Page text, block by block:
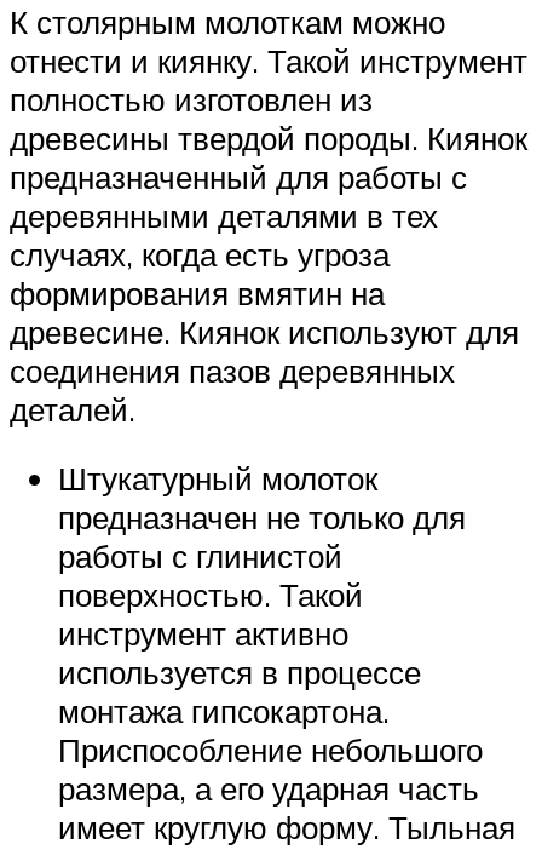
К столярным молоткам можно
отнести и киянку. Такой инструмент
полностью изготовлен из
древесины твердой породы. Киянок
предназначенный для работы с
деревянными деталями в тех
случаях, когда есть угроза
формирования вмятин на
древесине. Киянок используют для
соединения пазов деревянных
деталей.
Штукатурный молоток
предназначен не только для
работы с глинистой
поверхностью. Такой
инструмент активно
используется в процессе
монтажа гипсокартона.
Приспособление небольшого
размера, а его ударная часть
имеет круглую форму. Тыльная